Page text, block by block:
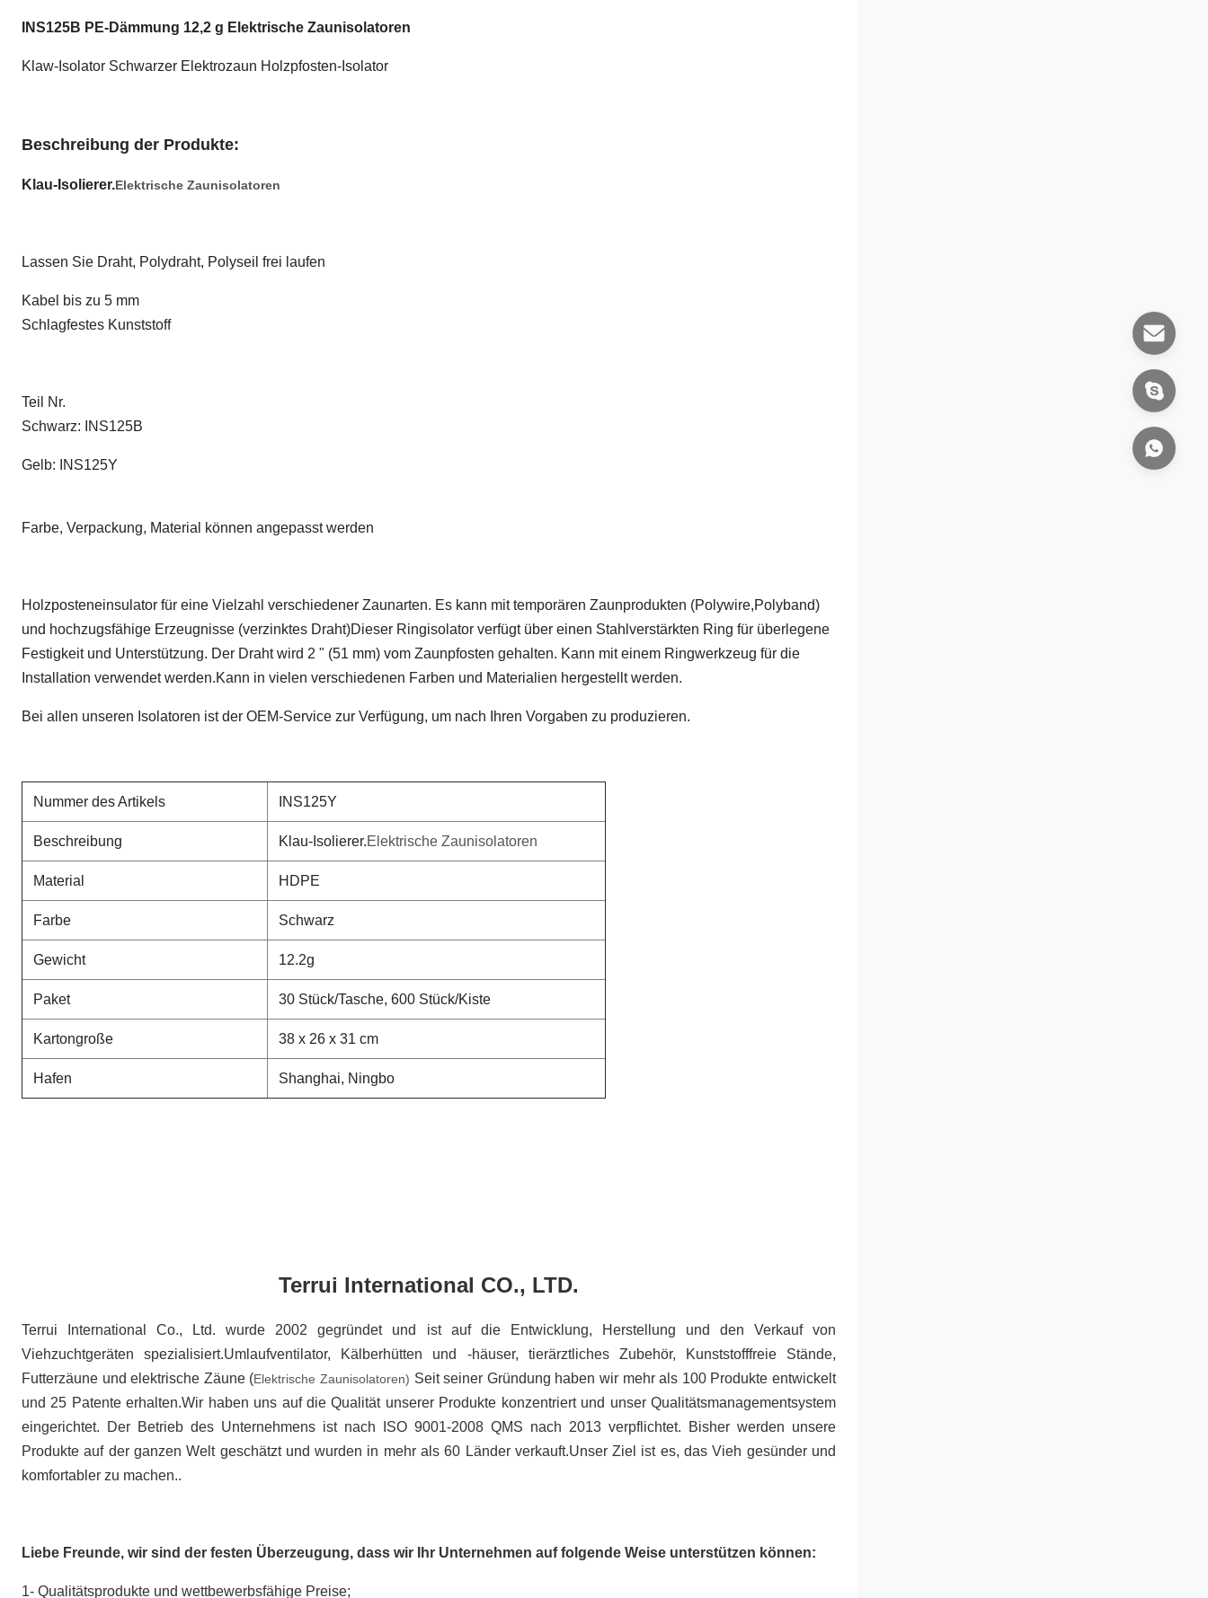
INS125B PE-Dämmung 12,2 g Elektrische Zaunisolatoren
Klaw-Isolator Schwarzer Elektrozaun Holzpfosten-Isolator
Beschreibung der Produkte:
Klau-Isolierer.Elektrische Zaunisolatoren
Lassen Sie Draht, Polydraht, Polyseil frei laufen
Kabel bis zu 5 mm
Schlagfestes Kunststoff
Teil Nr.
Schwarz: INS125B
Gelb: INS125Y
Farbe, Verpackung, Material können angepasst werden
Holzposteneinsulator für eine Vielzahl verschiedener Zaunarten. Es kann mit temporären Zaunprodukten (Polywire,Polyband)
und hochzugsfähige Erzeugnisse (verzinktes Draht)Dieser Ringisolator verfügt über einen Stahlverstärkten Ring für überlegene
Festigkeit und Unterstützung. Der Draht wird 2 " (51 mm) vom Zaunpfosten gehalten. Kann mit einem Ringwerkzeug für die
Installation verwendet werden.Kann in vielen verschiedenen Farben und Materialien hergestellt werden.
Bei allen unseren Isolatoren ist der OEM-Service zur Verfügung, um nach Ihren Vorgaben zu produzieren.
Nummer des Artikels INS125Y
Beschreibung Klau-Isolierer.Elektrische Zaunisolatoren
Material HDPE
Farbe Schwarz
Gewicht 12.2g
Paket 30 Stück/Tasche, 600 Stück/Kiste
Kartongroße 38 x 26 x 31 cm
Hafen Shanghai, Ningbo
Terrui International CO., LTD.
Terrui International Co., Ltd. wurde 2002 gegründet und ist auf die Entwicklung, Herstellung und den Verkauf von
Viehzuchtgeräten spezialisiert.Umlaufventilator, Kälberhütten und -häuser, tierärztliches Zubehör, Kunststofffreie Stände,
Futterzäune und elektrische Zäune (Elektrische Zaunisolatoren) Seit seiner Gründung haben wir mehr als 100 Produkte entwickelt
und 25 Patente erhalten.Wir haben uns auf die Qualität unserer Produkte konzentriert und unser Qualitätsmanagementsystem
eingerichtet. Der Betrieb des Unternehmens ist nach ISO 9001-2008 QMS nach 2013 verpflichtet. Bisher werden unsere
Produkte auf der ganzen Welt geschätzt und wurden in mehr als 60 Länder verkauft.Unser Ziel ist es, das Vieh gesünder und
komfortabler zu machen..
Liebe Freunde, wir sind der festen Überzeugung, dass wir Ihr Unternehmen auf folgende Weise unterstützen können:
1- Qualitätsprodukte und wettbewerbsfähige Preise;